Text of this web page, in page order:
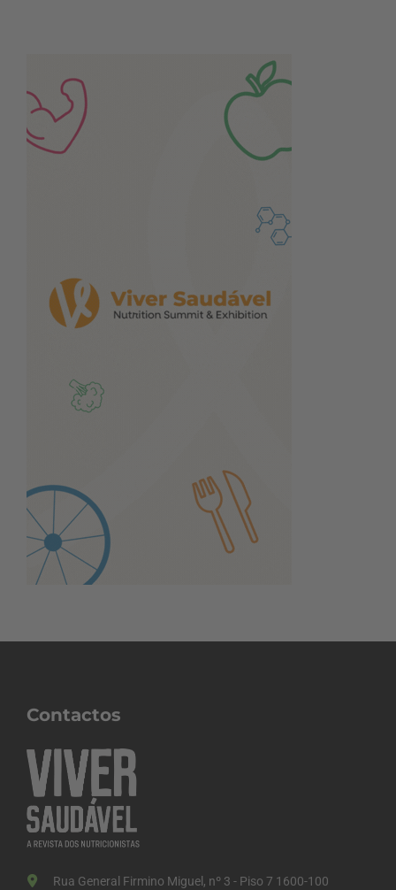
Contactos
Rua General Firmino Miguel, nº 3 - Piso 7 1600-100